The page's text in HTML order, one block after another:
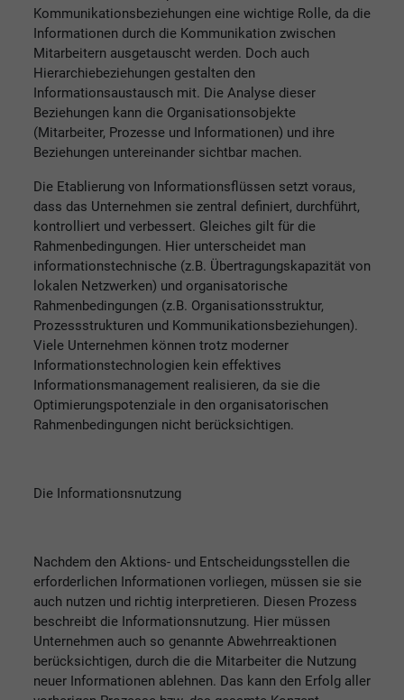
Kommunikationsbeziehungen eine wichtige Rolle, da die
Informationen durch die Kommunikation zwischen
Mitarbeitern ausgetauscht werden. Doch auch
Hierarchiebeziehungen gestalten den
Informationsaustausch mit. Die Analyse dieser
Beziehungen kann die Organisationsobjekte
(Mitarbeiter, Prozesse und Informationen) und ihre
Beziehungen untereinander sichtbar machen.
Die Etablierung von Informationsflüssen setzt voraus,
dass das Unternehmen sie zentral definiert, durchführt,
kontrolliert und verbessert. Gleiches gilt für die
Rahmenbedingungen. Hier unterscheidet man
informationstechnische (z.B. Übertragungskapazität von
lokalen Netzwerken) und organisatorische
Rahmenbedingungen (z.B. Organisationsstruktur,
Prozessstrukturen und Kommunikationsbeziehungen).
Viele Unternehmen können trotz moderner
Informationstechnologien kein effektives
Informationsmanagement realisieren, da sie die
Optimierungspotenziale in den organisatorischen
Rahmenbedingungen nicht berücksichtigen.
Die Informationsnutzung
Nachdem den Aktions- und Entscheidungsstellen die
erforderlichen Informationen vorliegen, müssen sie sie
auch nutzen und richtig interpretieren. Diesen Prozess
beschreibt die Informationsnutzung. Hier müssen
Unternehmen auch so genannte Abwehrreaktionen
berücksichtigen, durch die die Mitarbeiter die Nutzung
neuer Informationen ablehnen. Das kann den Erfolg aller